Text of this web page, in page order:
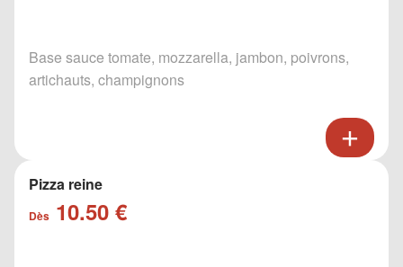
Base sauce tomate, mozzarella, jambon, poivrons,
artichauts, champignons
Pizza reine
Dès 10.50 €